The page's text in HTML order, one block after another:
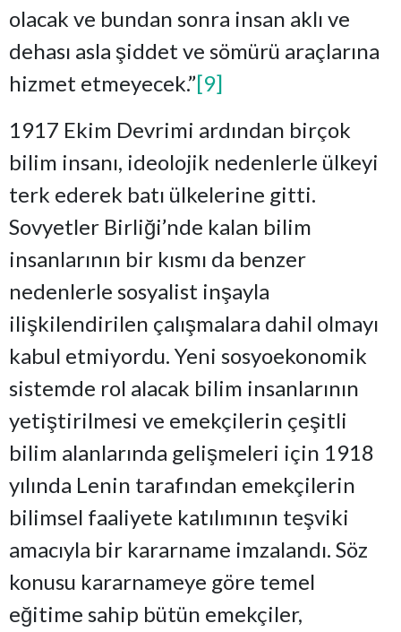
olacak ve bundan sonra insan aklı ve
dehası asla şiddet ve sömürü araçlarına
hizmet etmeyecek.”[9]
1917 Ekim Devrimi ardından birçok
bilim insanı, ideolojik nedenlerle ülkeyi
terk ederek batı ülkelerine gitti.
Sovyetler Birliği’nde kalan bilim
insanlarının bir kısmı da benzer
nedenlerle sosyalist inşayla
ilişkilendirilen çalışmalara dahil olmayı
kabul etmiyordu. Yeni sosyoekonomik
sistemde rol alacak bilim insanlarının
yetiştirilmesi ve emekçilerin çeşitli
bilim alanlarında gelişmeleri için 1918
yılında Lenin tarafından emekçilerin
bilimsel faaliyete katılımının teşviki
amacıyla bir kararname imzalandı. Söz
konusu kararnameye göre temel
eğitime sahip bütün emekçiler,